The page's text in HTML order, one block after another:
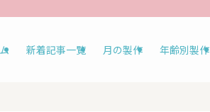
新着記事一覧 月の製作 年齢別製作